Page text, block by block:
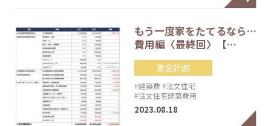
もう一度家をたてるなら…
費用編〈最終回〉【…
資金計画
#建築費 #注文住宅
#注文住宅建築費用
2023.08.18